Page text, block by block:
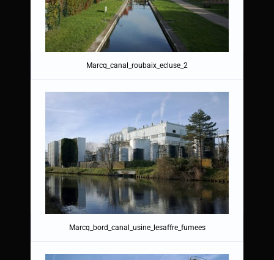
Marcq_canal_roubaix_ecluse_2
Marcq_bord_canal_usine_lesaffre_fumees